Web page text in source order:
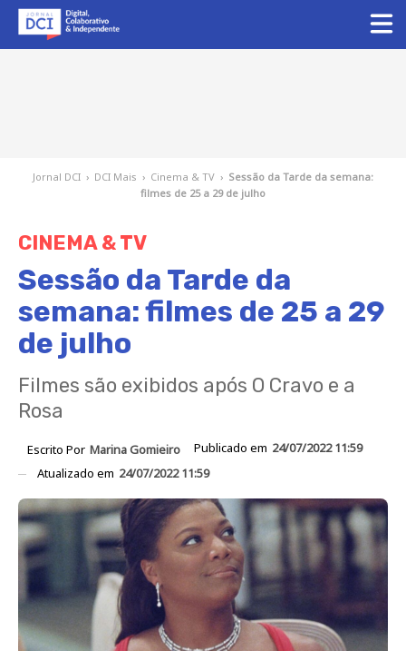
Jornal DCI › DCI Mais › Cinema & TV › Sessão da Tarde da semana:
filmes de 25 a 29 de julho
CINEMA & TV
Sessão da Tarde da
semana: filmes de 25 a 29
de julho
Filmes são exibidos após O Cravo e a
Rosa
Escrito Por Marina Gomieiro Publicado em 24/07/2022 11:59
Atualizado em 24/07/2022 11:59